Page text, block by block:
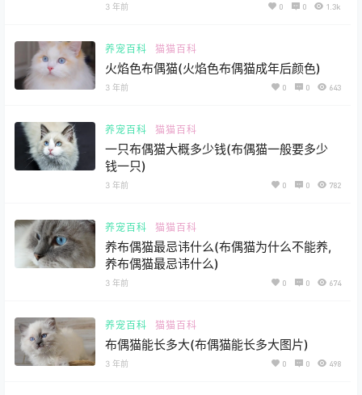
3 年前 0 0 1.3k
养宠百科 猫猫百科
火焰色布偶猫(火焰色布偶猫成年后颜色)
3 年前 0 0 643
养宠百科 猫猫百科
一只布偶猫大概多少钱(布偶猫一般要多少
钱一只)
3 年前 0 0 782
养宠百科 猫猫百科
养布偶猫最忌讳什么(布偶猫为什么不能养,
养布偶猫最忌讳什么)
3 年前 0 0 674
养宠百科 猫猫百科
布偶猫能长多大(布偶猫能长多大图片)
3 年前 0 0 498